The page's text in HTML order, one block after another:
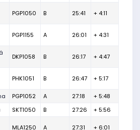
PGP1050 B 25:41 + 4:11
PGP1155 A 26:01 + 4:31
DKP1058 B 26:17 + 4:47
PHK1051 B 26:47 + 5:17
PGP1052 A 27:18
+ 5:48
SKT1050 B 27:26 + 5:56
MLA1250 A 27:31 + 6:01